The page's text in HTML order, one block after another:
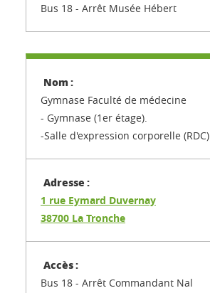
Bus 18 - Arrêt Musée Hébert
Gymnase Faculté de médecine
- Gymnase (1er étage).
-Salle d'expression corporelle (RDC)
1 rue Eymard Duvernay
38700 La Tronche
Bus 18 - Arrêt Commandant Nal